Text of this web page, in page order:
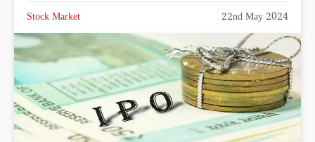
Stock Market 22nd May 2024